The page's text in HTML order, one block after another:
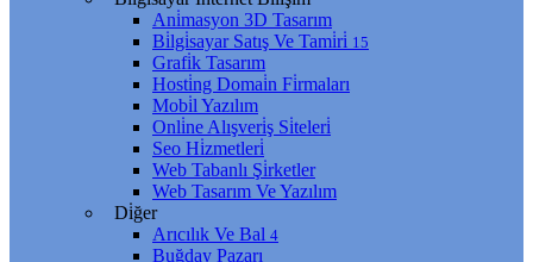
Ani̇masyon 3D Tasarım
Bi̇lgi̇sayar Satış Ve Tami̇ri̇ 15
Grafi̇k Tasarım
Hosti̇ng Domai̇n Fi̇rmaları
Mobi̇l Yazılım
Onli̇ne Alışveri̇ş Si̇teleri̇
Seo Hi̇zmetleri̇
Web Tabanlı Şi̇rketler
Web Tasarım Ve Yazılım
Di̇ğer
Arıcılık Ve Bal 4
Buğday Pazarı